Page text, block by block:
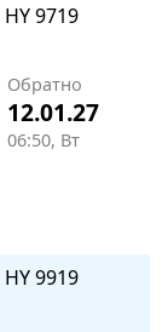
HY 9719
Обратно
12.01.27
06:50, Вт
HY 9919